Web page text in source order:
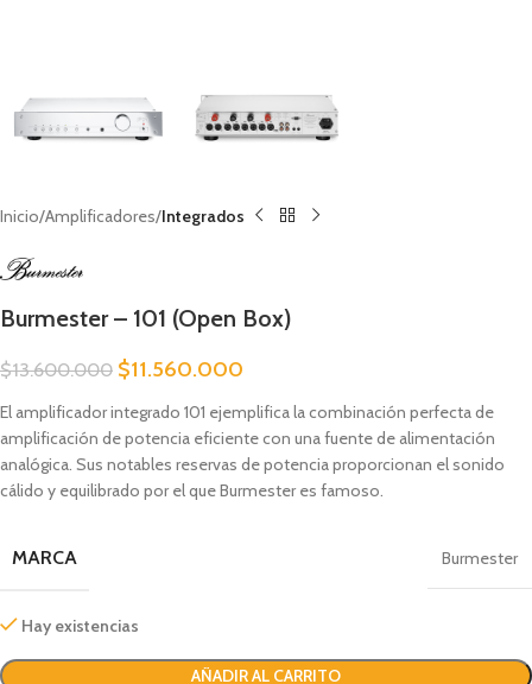
Inicio Amplificadores Integrados
Burmester – 101 (Open Box)
$13.600.000 $11.560.000
El amplificador integrado 101 ejemplifica la combinación perfecta de
amplificación de potencia eficiente con una fuente de alimentación
analógica. Sus notables reservas de potencia proporcionan el sonido
cálido y equilibrado por el que Burmester es famoso.
MARCA Burmester
Hay existencias
AÑADIR AL CARRITO